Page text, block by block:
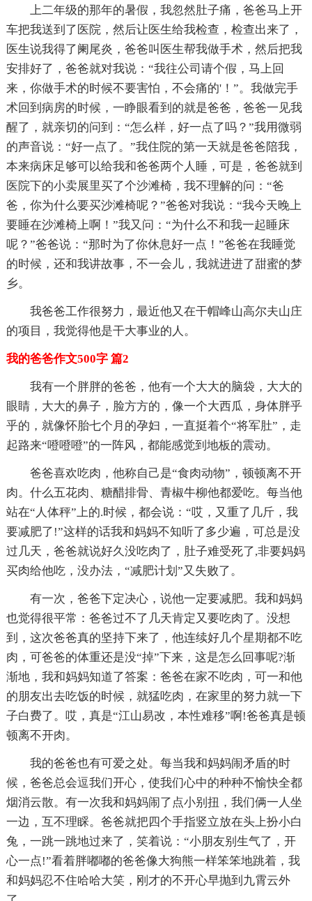
上二年级的那年的暑假，我忽然肚子痛，爸爸马上开
车把我送到了医院，然后让医生给我检查，检查出来了，
医生说我得了阑尾炎，爸爸叫医生帮我做手术，然后把我
安排好了，爸爸就对我说：“我往公司请个假，马上回
来，你做手术的时候不要害怕，不会痛的'！”。我做完手
术回到病房的时候，一睁眼看到的就是爸爸，爸爸一见我
醒了，就亲切的问到：“怎么样，好一点了吗？”我用微弱
的声音说：“好一点了。”我住院的第一天就是爸爸陪我，
本来病床足够可以给我和爸爸两个人睡，可是，爸爸就到
医院下的小卖展里买了个沙滩椅，我不理解的问：“爸
爸，你为什么要买沙滩椅呢？”爸爸对我说：“我今天晚上
要睡在沙滩椅上啊！”我又问：“为什么不和我一起睡床
呢？”爸爸说：“那时为了你休息好一点！”爸爸在我睡觉
的时候，还和我讲故事，不一会儿，我就进进了甜蜜的梦
乡。
我爸爸工作很努力，最近他又在干帽峰山高尔夫山庄
的项目，我觉得他是干大事业的人。
我的爸爸作文500字 篇2
我有一个胖胖的爸爸，他有一个大大的脑袋，大大的
眼睛，大大的鼻子，脸方方的，像一个大西瓜，身体胖乎
乎的，就像怀胎七个月的孕妇，一直挺着个“将军肚”，走
起路来“噔噔噔”的一阵风，都能感觉到地板的震动。
爸爸喜欢吃肉，他称自己是“食肉动物”，顿顿离不开
肉。什么五花肉、糖醋排骨、青椒牛柳他都爱吃。每当他
站在“人体秤”上的.时候，都会说：“哎，又重了几斤，我
要减肥了!”这样的话我和妈妈不知听了多少遍，可总是没
过几天，爸爸就说好久没吃肉了，肚子难受死了,非要妈妈
买肉给他吃，没办法，“减肥计划”又失败了。
有一次，爸爸下定决心，说他一定要减肥。我和妈妈
也觉得很平常：爸爸过不了几天肯定又要吃肉了。没想
到，这次爸爸真的坚持下来了，他连续好几个星期都不吃
肉，可爸爸的体重还是没“掉”下来，这是怎么回事呢?渐
渐地，我和妈妈知道了答案：爸爸在家不吃肉，可一和他
的朋友出去吃饭的时候，就猛吃肉，在家里的努力就一下
子白费了。哎，真是“江山易改，本性难移”啊!爸爸真是顿
顿离不开肉。
我的爸爸也有可爱之处。每当我和妈妈闹矛盾的时
候，爸爸总会逗我们开心，使我们心中的种种不愉快全都
烟消云散。有一次我和妈妈闹了点小别扭，我们俩一人坐
一边，互不理睬。爸爸就把四个手指竖立放在头上扮小白
兔，一跳一跳地过来了，笑着说：“小朋友别生气了，开
心一点!”看着胖嘟嘟的爸爸像大狗熊一样笨笨地跳着，我
和妈妈忍不住哈哈大笑，刚才的不开心早抛到九霄云外